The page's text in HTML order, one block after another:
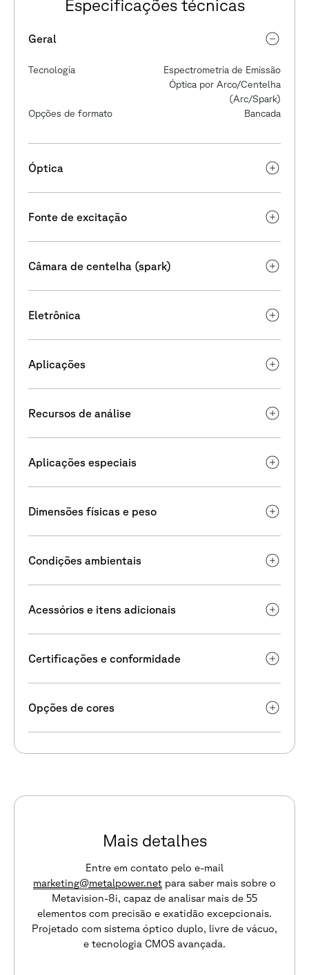
Especificações técnicas
Geral
Tecnologia
Espectrometria de Emissão
Óptica por Arco/Centelha
(Arc/Spark)
Opções de formato
Bancada
Óptica
Fonte de excitação
Câmara de centelha (spark)
Eletrônica
Aplicações
Recursos de análise
Aplicações especiais
Dimensões físicas e peso
Condições ambientais
Acessórios e itens adicionais
Certificações e conformidade
Opções de cores
Mais detalhes
Entre em contato pelo e-mail
marketing@metalpower.net para saber mais sobre o
Metavision-8i, capaz de analisar mais de 55
elementos com precisão e exatidão excepcionais.
Projetado com sistema óptico duplo, livre de vácuo,
e tecnologia CMOS avançada.